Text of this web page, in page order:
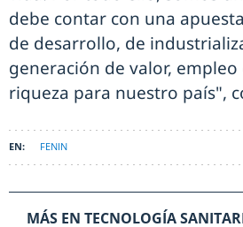
debe contar con una
de desarrollo, de
generación de valor,
riqueza para nuestro país",
FENIN
MÁS EN TECNOLOGÍA